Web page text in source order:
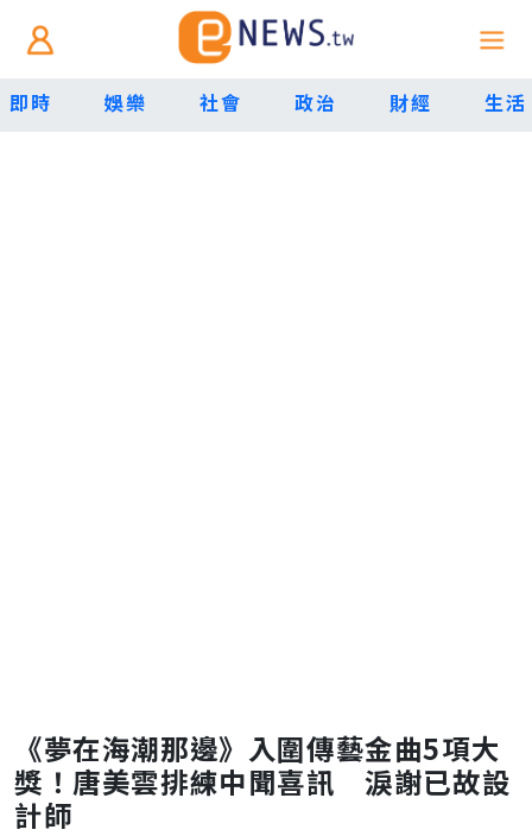
即時 娛樂 社會 政治 財經 生活
《夢在海潮那邊》入圍傳藝金曲5項大
獎！唐美雲排練中聞喜訊 淚謝已故設
計師